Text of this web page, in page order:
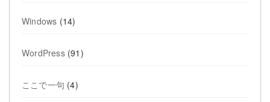
Windows (14)
WordPress(91)
ここで一句 (4)